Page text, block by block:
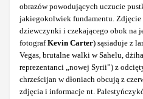
obrazów powodujących uczucie
jakiegokolwiek fundamentu. Zdjęcie
dziewczynki i czekającego obok na
fotografKevin Carter) sąsiaduje z
Vegas, brutalne walki w Sahelu,
reprezentanci „nowej Syrii”) z
chrześcijan w dłoniach obcują z
zdjęcia i informacje nt.